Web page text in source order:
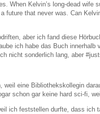
When Kelvin’s long-dead wife
future that never was. Can
aber ich fand diese
ich habe das Buch
nicht sonderlich lang, aber
weil eine Bibliothekskollegin
schon gar keine hard sci-fi,
ich feststellen durfte, dass ich